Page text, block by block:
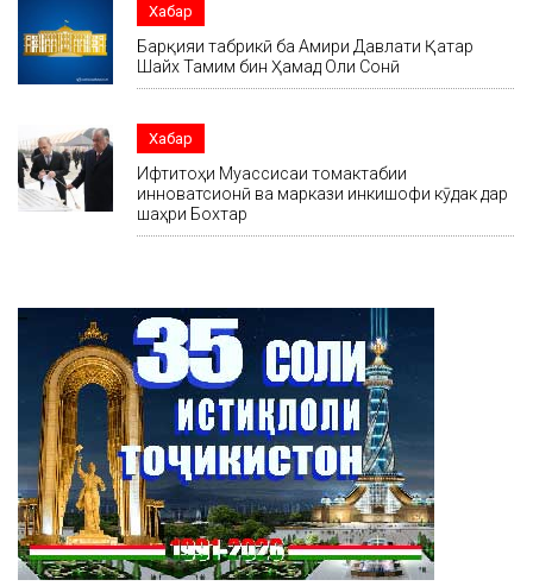
Хабар
Барқияи табрикӣ ба Амири Давлати Қатар
Шайх Тамим бин Ҳамад Оли Сонӣ
Хабар
Ифтитоҳи Муассисаи томактабии
инноватсионӣ ва маркази инкишофи кӯдак дар
шаҳри Бохтар